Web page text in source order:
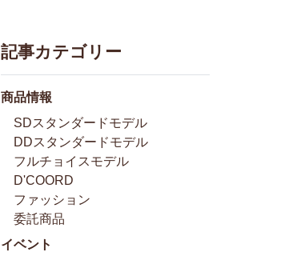
記事カテゴリー
商品情報
SDスタンダードモデル
DDスタンダードモデル
フルチョイスモデル
D'COORD
ファッション
委託商品
イベント